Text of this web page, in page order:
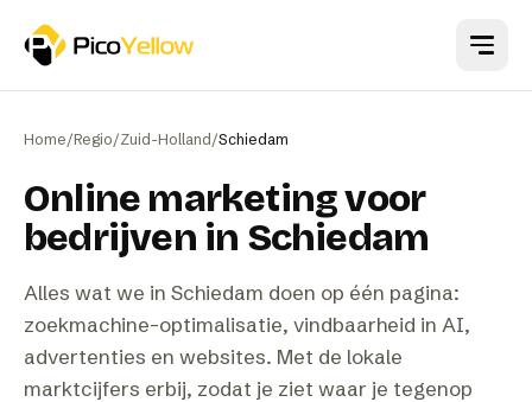
Home/Regio/Zuid-Holland /Schiedam
Online marketing voor
bedrijven in Schiedam
Alles wat we in Schiedam doen op één pagina:
zoekmachine-optimalisatie, vindbaarheid in AI,
advertenties en websites. Met de lokale
marktcijfers erbij, zodat je ziet waar je tegenop